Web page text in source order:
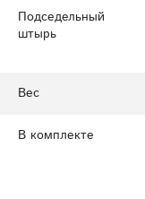
Подседельный
штырь
Вес
В комплекте